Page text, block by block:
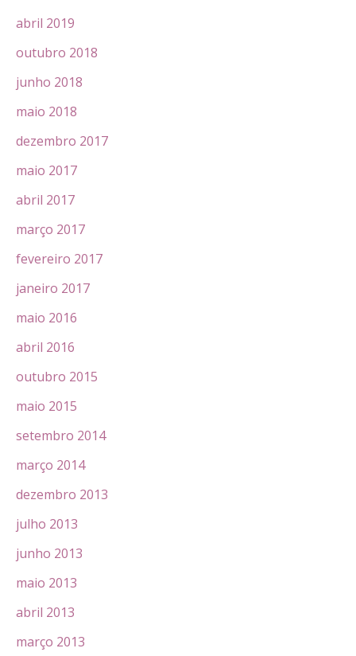
abril 2019
outubro 2018
junho 2018
maio 2018
dezembro 2017
maio 2017
abril 2017
março 2017
fevereiro 2017
janeiro 2017
maio 2016
abril 2016
outubro 2015
maio 2015
setembro 2014
março 2014
dezembro 2013
julho 2013
junho 2013
maio 2013
abril 2013
março 2013